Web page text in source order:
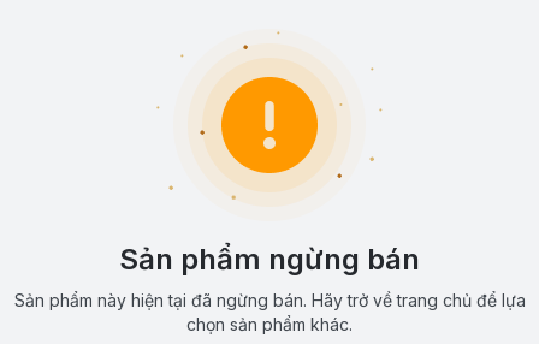
Sản phẩm ngừng bán
Sản phẩm này hiện tại đã ngừng bán. Hãy trở về trang chủ để lựa
chọn sản phẩm khác.